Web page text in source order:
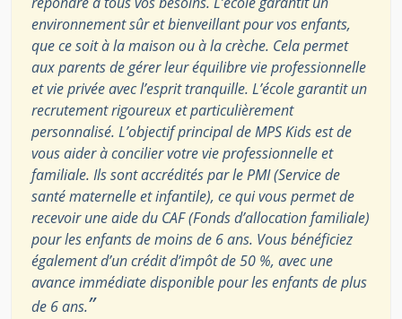
environnement sûr et bienveillant pour vos enfants,
que ce soit à la maison ou à la crèche. Cela permet
aux parents de gérer leur équilibre vie professionnelle
et vie privée avec l’esprit tranquille. L’école garantit un
recrutement rigoureux et particulièrement
personnalisé. L’objectif principal de MPS Kids est de
vous aider à concilier votre vie professionnelle et
familiale. Ils sont accrédités par le PMI (Service de
santé maternelle et infantile), ce qui vous permet de
recevoir une aide du CAF (Fonds d’allocation familiale)
pour les enfants de moins de 6 ans. Vous bénéficiez
également d’un crédit d’impôt de 50 %, avec une
avance immédiate disponible pour les enfants de plus
de 6 ans.”